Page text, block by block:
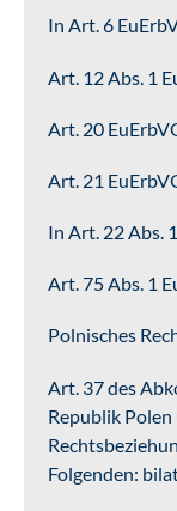
In Art. 6
Art. 12 Abs. 1
Art. 20
Art. 21
In Art. 22 Abs.
Art. 75 Abs. 1
Polnisches
Art. 37 des
Republik
Folgenden: